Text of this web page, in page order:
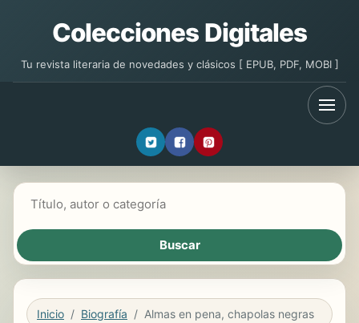
Colecciones Digitales
Tu revista literaria de novedades y clásicos [ EPUB, PDF, MOBI ]
Inicio Biografía Almas en pena, chapolas negras